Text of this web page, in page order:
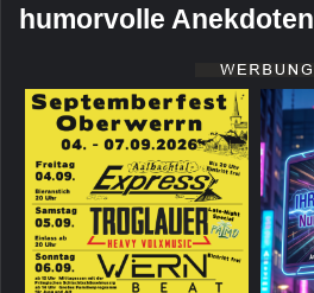
humorvolle Anekdoten